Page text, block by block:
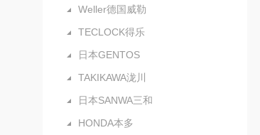
Weller德国威勒
TECLOCK得乐
日本GENTOS
TAKIKAWA泷川
日本SANWA三和
HONDA本多